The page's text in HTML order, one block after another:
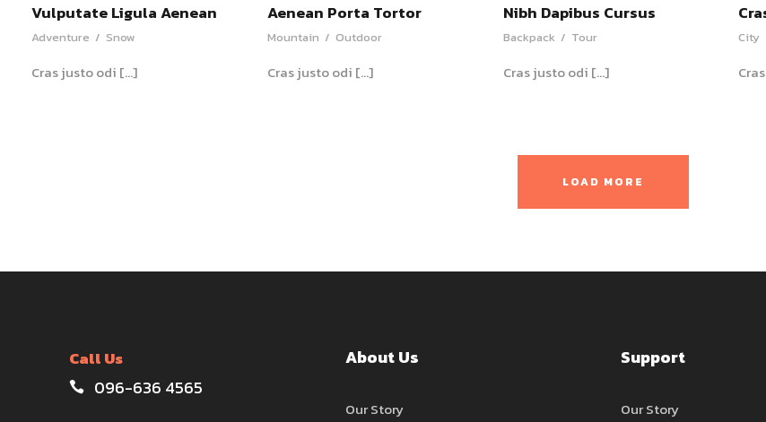
Vulputate Ligula Aenean
Adventure / Snow
Cras justo odi […]
Aenean Porta Tortor
Mountain / Outdoor
Cras justo odi […]
Nibh Dapibus Cursus
Backpack / Tour
Cras justo odi […]
City
LOAD MORE
Call Us
096-636 4565
About Us
Our Story
Support
Our Story